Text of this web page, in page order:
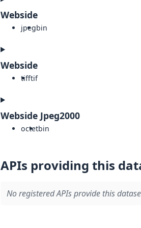
Webside
jpegbin
Webside
tifftif
Webside Jpeg2000
octetbin
APIs providing this
No registered APIs provide this